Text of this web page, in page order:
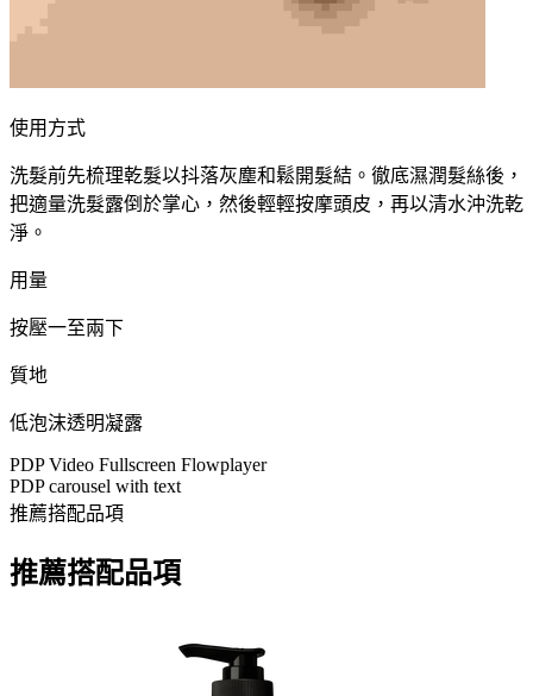
使用方式
洗髮前先梳理乾髮以抖落灰塵和鬆開髮結。徹底濕潤髮絲後，
把適量洗髮露倒於掌心，然後輕輕按摩頭皮，再以清水沖洗乾
淨。
用量
按壓一至兩下
質地
低泡沫透明凝露
PDP Video Fullscreen Flowplayer
PDP carousel with text
推薦搭配品項
推薦搭配品項